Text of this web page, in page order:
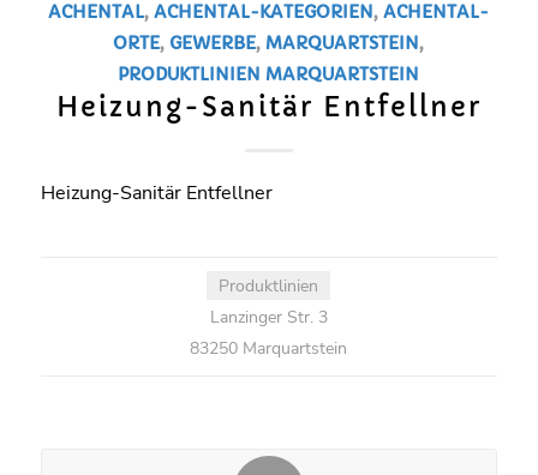
ACHENTAL,ACHENTAL-KATEGORIEN,ACHENTAL-
ORTE, GEWERBE, MARQUARTSTEIN,
PRODUKTLINIEN MARQUARTSTEIN
Heizung-Sanitär Entfellner
Heizung-Sanitär Entfellner
Produktlinien
Lanzinger Str. 3
83250 Marquartstein